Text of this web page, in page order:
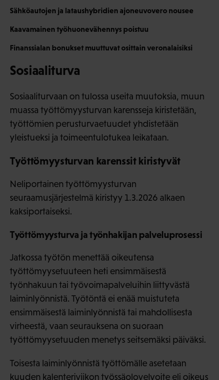
Sähköautojen ja lataushybridien ajoneuvovero nousee
Kaavamainen työhuonevähennys poistuu
Finanssialan bonukset muuttuvat osittain veronalaisiksi
Sosiaaliturva
Sosiaaliturvaan on tulossa useita muutoksia, muun
muassa työttömyysturvan karensseja kiristetään,
työttömien perusturvaetuudet yhdistetään
yleistueksi ja toimeentulotukea leikataan.
Työttömyysturvan karenssit kiristyvät
Neliportainen työttömyysturvan
seuraamusjärjestelmä kiristyy 1.3.2026 alkaen
kaksiportaiseksi.
Työttömyysturva ja työnhakijan palveluprosessi
Jatkossa työtön menettää oikeutensa
työttömyysetuuteen heti ensimmäisestä
työnhakuun tai työvoimapalveluihin liittyvästä
laiminlyönnistä. Työtöntä ei enää muistuteta
ensimmäisestä laiminlyönnistä tai mahdollisesta
virheestä, vaan seurauksena on suoraan
työttömyysetuuden menetys seitsemäksi päiväksi.
Toisesta laiminlyönnistä työttömälle asetetaan
kuuden kalenteriviikon työssäolovelvoite eli oikeus